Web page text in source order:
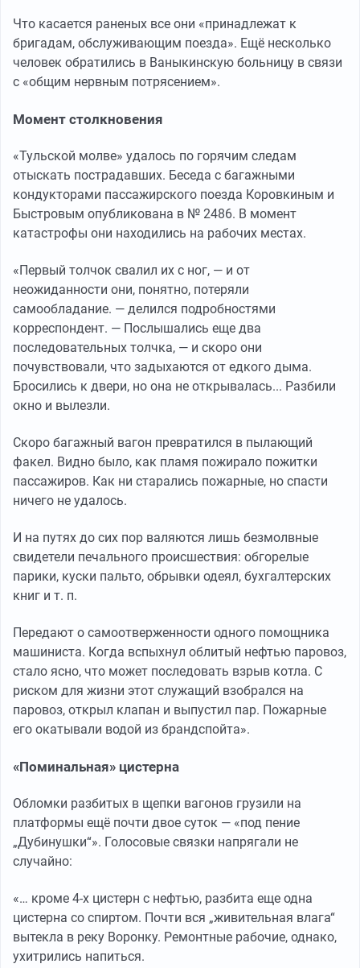
Что касается раненых все они «принадлежат к
бригадам, обслуживающим поезда». Ещё несколько
человек обратились в Ваныкинскую больницу в связи
с «общим нервным потрясением».
Момент столкновения
«Тульской молве» удалось по горячим следам
отыскать пострадавших. Беседа с багажными
кондукторами пассажирского поезда Коровкиным и
Быстровым опубликована в № 2486. В момент
катастрофы они находились на рабочих местах.
«Первый толчок свалил их с ног, — и от
неожиданности они, понятно, потеряли
самообладание. — делился подробностями
корреспондент. — Послышались еще два
последовательных толчка, — и скоро они
почувствовали, что задыхаются от едкого дыма.
Бросились к двери, но она не открывалась... Разбили
окно и вылезли.
Скоро багажный вагон превратился в пылающий
факел. Видно было, как пламя пожирало пожитки
пассажиров. Как ни старались пожарные, но спасти
ничего не удалось.
И на путях до сих пор валяются лишь безмолвные
свидетели печального происшествия: обгорелые
парики, куски пальто, обрывки одеял, бухгалтерских
книг и т. п.
Передают о самоотверженности одного помощника
машиниста. Когда вспыхнул облитый нефтью паровоз,
стало ясно, что может последовать взрыв котла. С
риском для жизни этот служащий взобрался на
паровоз, открыл клапан и выпустил пар. Пожарные
его окатывали водой из брандспойта».
«Поминальная» цистерна
Обломки разбитых в щепки вагонов грузили на
платформы ещё почти двое суток — «под пение
„Дубинушки“». Голосовые связки напрягали не
случайно:
«… кроме 4-х цистерн с нефтью, разбита еще одна
цистерна со спиртом. Почти вся „живительная влага“
вытекла в реку Воронку. Ремонтные рабочие, однако,
ухитрились напиться.